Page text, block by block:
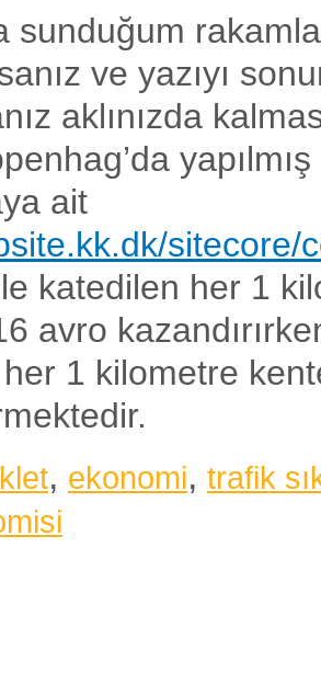
sunduğum
ve yazıyı
aklınızda
ait
sitecore/
katedilen her 1
avro
1 kilometre
, ekonomi, trafik